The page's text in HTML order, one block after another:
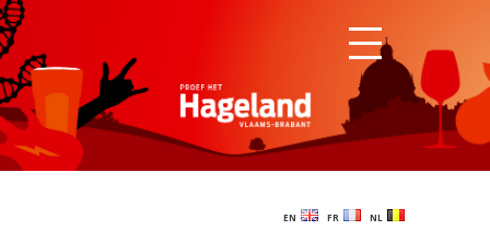
NL
FR
EN